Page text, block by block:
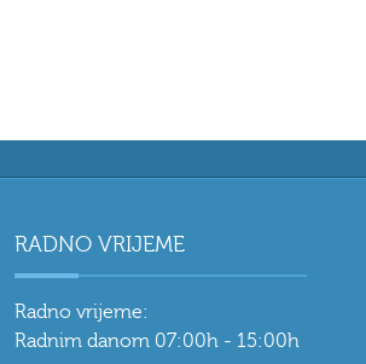
RADNO VRIJEME
Radno vrijeme:
Radnim danom 07:00h - 15:00h